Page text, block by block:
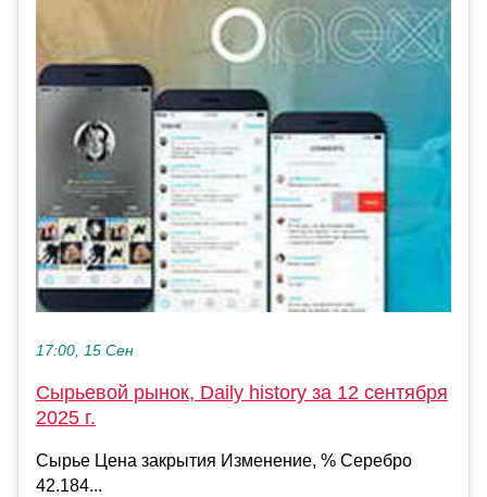
17:00, 15 Сен
Сырьевой рынок, Daily history за 12 сентября
2025 г.
Сырье Цена закрытия Изменение, % Серебро
42.184...